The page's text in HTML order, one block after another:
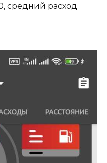
средний расход